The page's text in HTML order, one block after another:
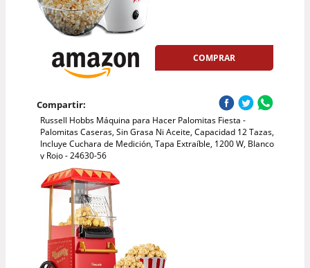
COMPRAR
Compartir:
Russell Hobbs Máquina para Hacer Palomitas Fiesta -
Palomitas Caseras, Sin Grasa Ni Aceite, Capacidad 12 Tazas,
Incluye Cuchara de Medición, Tapa Extraíble, 1200 W, Blanco
y Rojo - 24630-56